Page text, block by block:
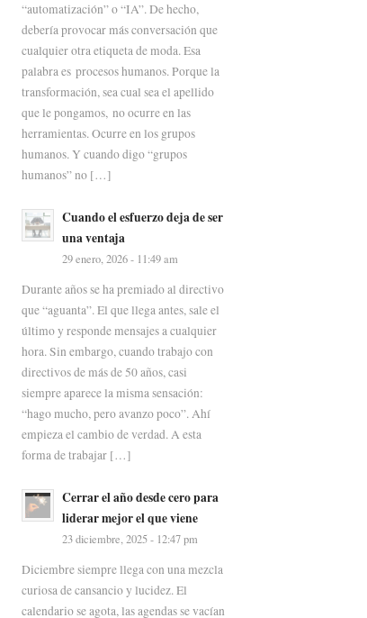
“automatización” o “IA”. De hecho,
debería provocar más conversación que
cualquier otra etiqueta de moda. Esa
palabra es procesos humanos. Porque la
transformación, sea cual sea el apellido
que le pongamos, no ocurre en las
herramientas. Ocurre en los grupos
humanos. Y cuando digo “grupos
humanos” no […]
Cuando el esfuerzo deja de ser
una ventaja
29 enero, 2026 - 11:49 am
Durante años se ha premiado al directivo
que “aguanta”. El que llega antes, sale el
último y responde mensajes a cualquier
hora. Sin embargo, cuando trabajo con
directivos de más de 50 años, casi
siempre aparece la misma sensación:
“hago mucho, pero avanzo poco”. Ahí
empieza el cambio de verdad. A esta
forma de trabajar […]
Cerrar el año desde cero para
liderar mejor el que viene
23 diciembre, 2025 - 12:47 pm
Diciembre siempre llega con una mezcla
curiosa de cansancio y lucidez. El
calendario se agota, las agendas se vacían